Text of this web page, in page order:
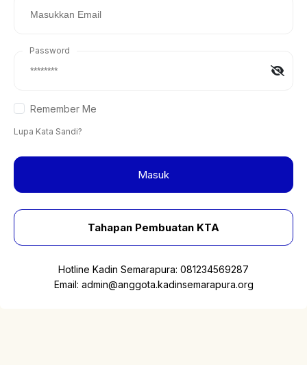
Password
Remember Me
Lupa Kata Sandi?
Masuk
Tahapan Pembuatan KTA
Hotline Kadin Semarapura: 081234569287
Email: admin@anggota.kadinsemarapura.org